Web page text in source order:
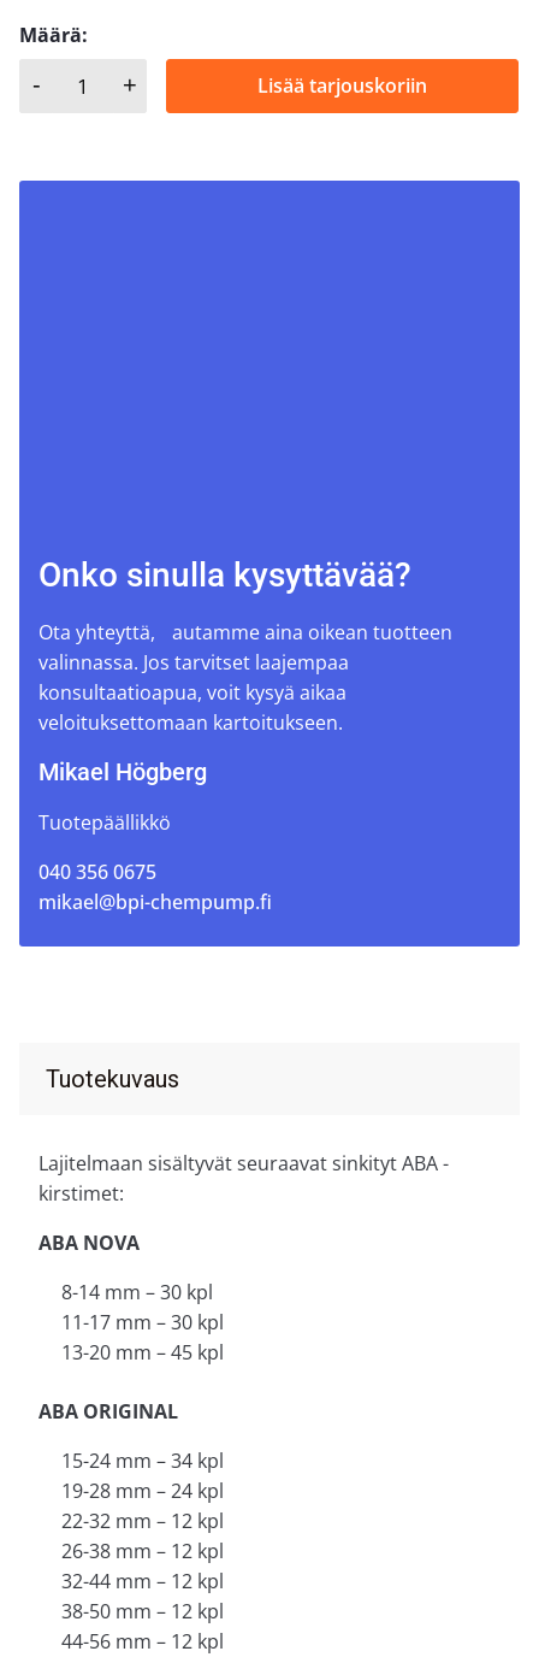
Määrä:
ABA, MYYNTITELINE 335 määrä
- + Lisää tarjouskoriin
Onko sinulla kysyttävää?
Ota yhteyttä, autamme aina oikean tuotteen
valinnassa. Jos tarvitset laajempaa
konsultaatioapua, voit kysyä aikaa
veloituksettomaan kartoitukseen.
Mikael Högberg
Tuotepäällikkö
040 356 0675
mikael@bpi-chempump.fi
Tuotekuvaus
Lajitelmaan sisältyvät seuraavat sinkityt ABA -
kirstimet:
ABA NOVA
8-14 mm – 30 kpl
11-17 mm – 30 kpl
13-20 mm – 45 kpl
ABA ORIGINAL
15-24 mm – 34 kpl
19-28 mm – 24 kpl
22-32 mm – 12 kpl
26-38 mm – 12 kpl
32-44 mm – 12 kpl
38-50 mm – 12 kpl
44-56 mm – 12 kpl